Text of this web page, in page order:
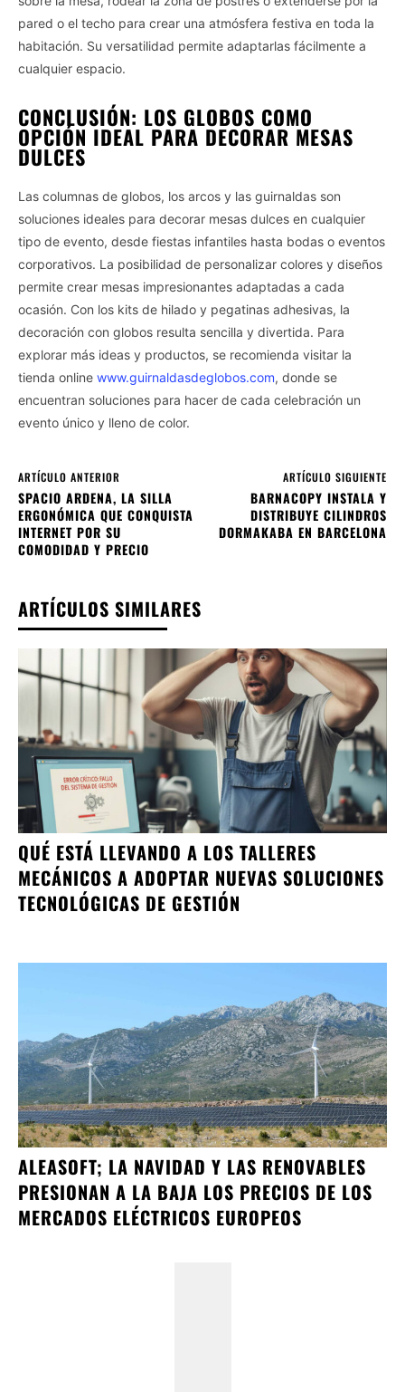
pared o el techo para crear una atmósfera festiva en toda la
habitación. Su versatilidad permite adaptarlas fácilmente a
cualquier espacio.
CONCLUSIÓN: LOS GLOBOS COMO
OPCIÓN IDEAL PARA DECORAR MESAS
DULCES
Las columnas de globos, los arcos y las guirnaldas son
soluciones ideales para decorar mesas dulces en cualquier
tipo de evento, desde fiestas infantiles hasta bodas o eventos
corporativos. La posibilidad de personalizar colores y diseños
permite crear mesas impresionantes adaptadas a cada
ocasión. Con los kits de hilado y pegatinas adhesivas, la
decoración con globos resulta sencilla y divertida. Para
explorar más ideas y productos, se recomienda visitar la
tienda online www.guirnaldasdeglobos.com, donde se
encuentran soluciones para hacer de cada celebración un
evento único y lleno de color.
ARTÍCULO ANTERIOR
SPACIO ARDENA, LA SILLA
ERGONÓMICA QUE CONQUISTA
INTERNET POR SU
COMODIDAD Y PRECIO
ARTÍCULO SIGUIENTE
BARNACOPY INSTALA Y
DISTRIBUYE CILINDROS
DORMAKABA EN BARCELONA
ARTÍCULOS SIMILARES
QUÉ ESTÁ LLEVANDO A LOS TALLERES
MECÁNICOS A ADOPTAR NUEVAS SOLUCIONES
TECNOLÓGICAS DE GESTIÓN
ALEASOFT; LA NAVIDAD Y LAS RENOVABLES
PRESIONAN A LA BAJA LOS PRECIOS DE LOS
MERCADOS ELÉCTRICOS EUROPEOS